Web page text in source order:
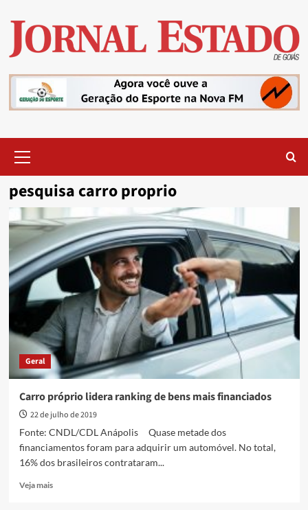
content
Menu
pesquisa carro proprio
Geral
Carro próprio lidera ranking de bens mais financiados
22 de julho de 2019
Fonte: CNDL/CDL Anápolis Quase metade dos
financiamentos foram para adquirir um automóvel. No total,
16% dos brasileiros contrataram...
Veja maisRead